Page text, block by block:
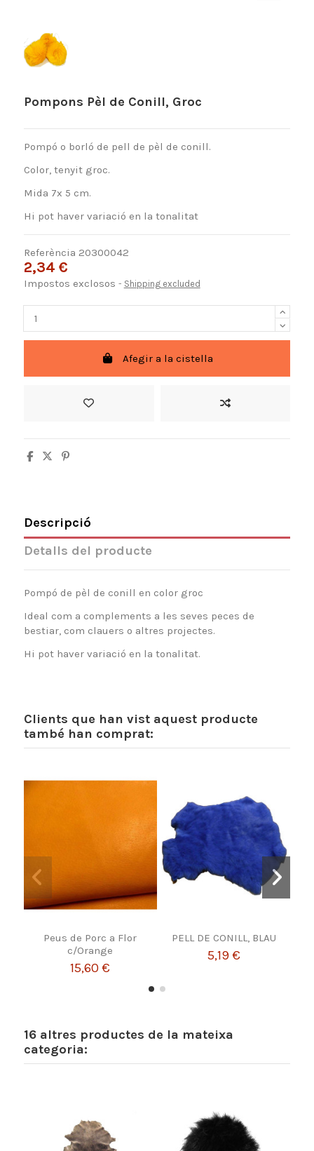
Pompons Pèl de Conill, Groc
Pompó o borló de pell de pèl de conill.
Color, tenyit groc.
Mida 7x 5 cm.
Hi pot haver variació en la tonalitat
Referència 20300042
2,34 €
Impostos exclosos Shipping excluded
Afegir a la cistella
Descripció
Detalls del producte
Pompó de pèl de conill en color groc
Ideal com a complements a les seves peces de
bestiar, com clauers o altres projectes.
Hi pot haver variació en la tonalitat.
Clients que han vist aquest producte
també han comprat:
Peus de Porc a Flor
c/Orange
15,60 €
PELL DE CONILL, BLAU
5,19 €
16 altres productes de la mateixa
categoria: